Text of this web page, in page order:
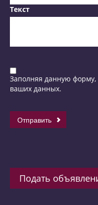
Текст
Заполняя данную форму,
ваших данных.
Подать